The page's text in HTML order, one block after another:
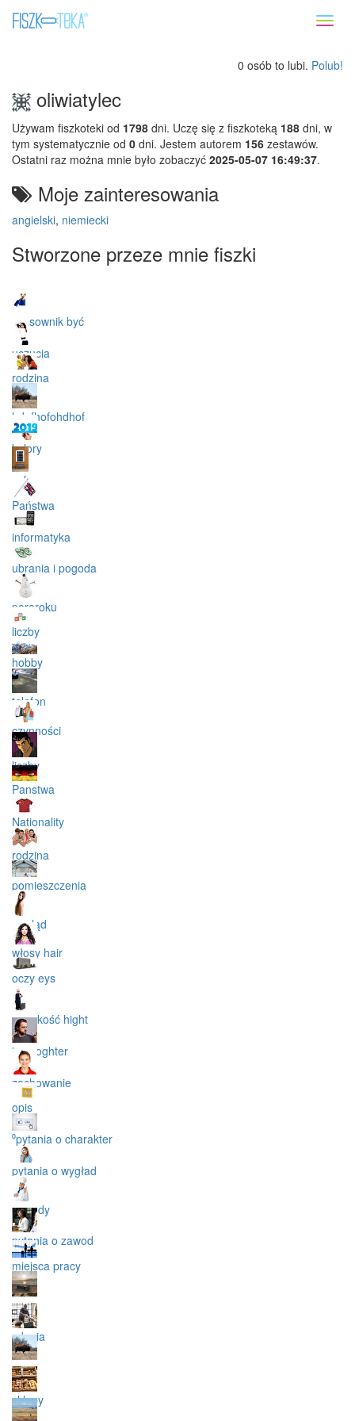
0 osób to lubi. Polub!
oliwiatylec
Używam fiszkoteki od 1798 dni. Uczę się z fiszkoteką 188 dni, w
tym systematycznie od 0 dni. Jestem autorem 156 zestawów.
Ostatni raz można mnie było zobaczyć 2025-05-07 16:49:37.
Moje zainteresowania
angielski, niemiecki
Stworzone przeze mnie fiszki
czasownik być
uczucia
rodzina
hdofhofohdhof
kolory
cyfry
Państwa
informatyka
ubrania i pogoda
poraroku
liczby
hobby
telefon
czynności
liczby
Panstwa
Nationality
rodzina
pomieszczenia
wygląd
włosy hair
oczy eys
wysokość hight
inny oghter
zachowanie
opis
⁰pytania o charakter
pytania o wygład
zawody
pytania o zawod
miejsca pracy
aa
zdania
co
sklepy